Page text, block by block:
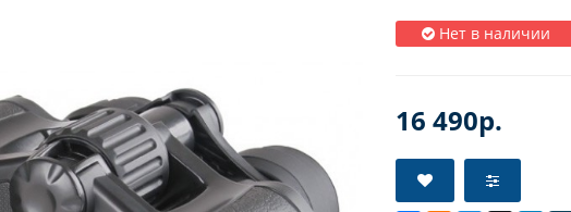
Нет в наличии
16 490р.